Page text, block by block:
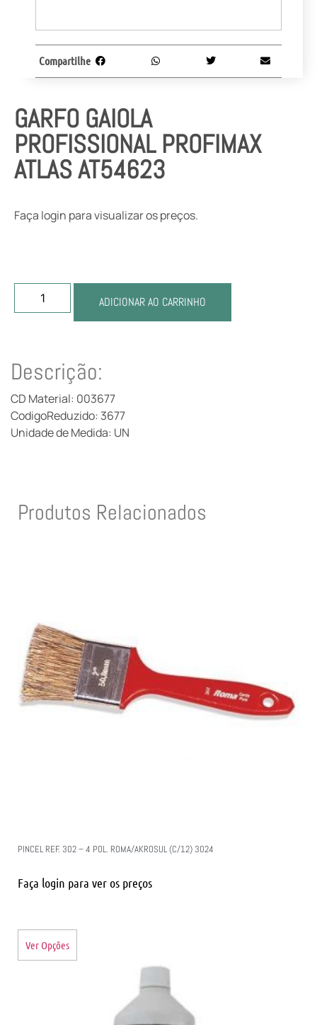
GARFO GAIOLA
PROFISSIONAL PROFIMAX
ATLAS AT54623
Faça login para visualizar os preços.
ADICIONAR AO CARRINHO
Compartilhe
Descrição:
CD Material: 003677
CodigoReduzido: 3677
Unidade de Medida: UN
Produtos Relacionados
PINCEL REF. 302 – 4 POL. ROMA/AKROSUL (C/12) 3024
Faça login para ver os preços
Ver Opções